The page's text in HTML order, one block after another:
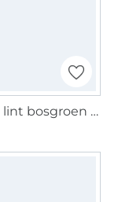
Satijnen lint bosgroen (40 mm)